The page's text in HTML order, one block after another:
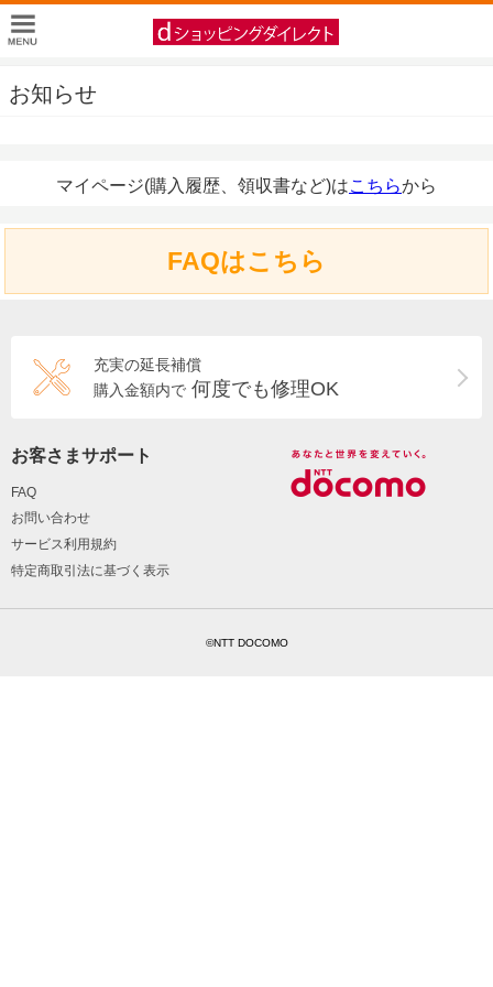
お知らせ
マイページ(購入履歴、領収書など)はこちらから
FAQはこちら
充実の延長補償
購入金額内で 何度でも修理OK
お客さまサポート
FAQ
お問い合わせ
サービス利用規約
特定商取引法に基づく表示
©NTT DOCOMO